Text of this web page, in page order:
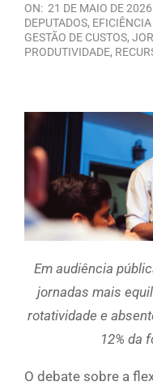
ON: 21 DE MAIO DE 2026
DEPUTADOS,
GESTÃO DE CUSTOS,
PRODUTIVIDADE,
Em audiência
jornadas mais
rotatividade e
12% da
O debate sobre a